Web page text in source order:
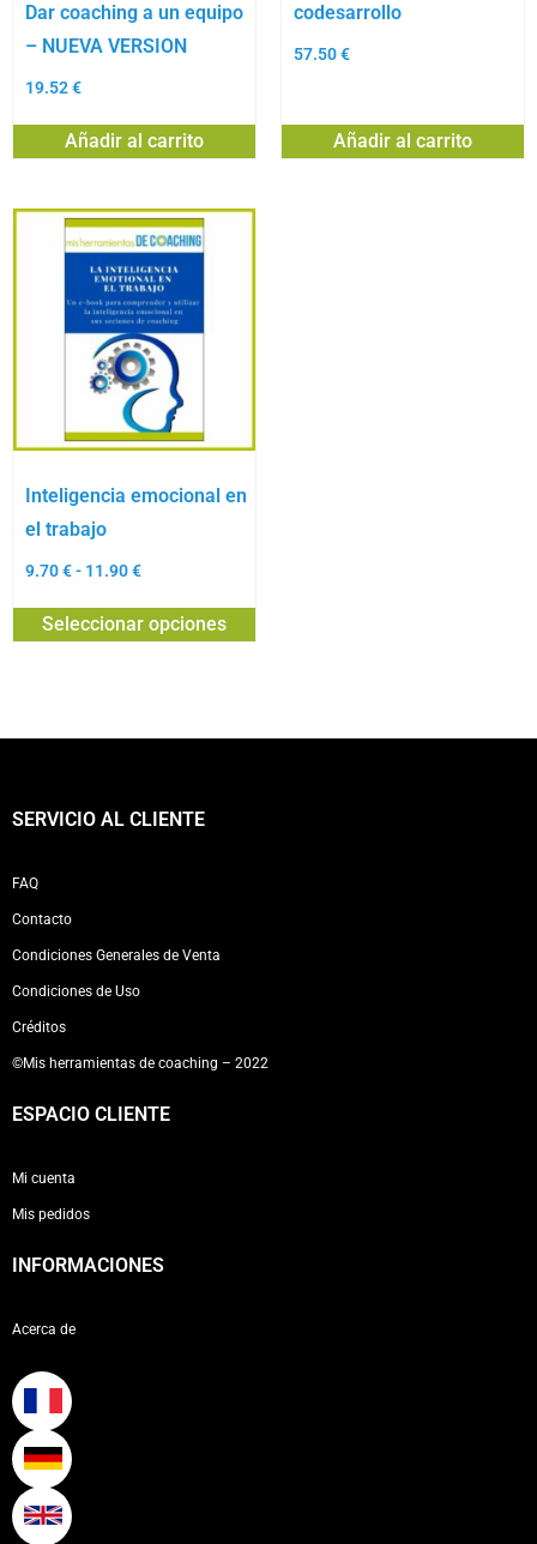
Dar coaching a un equipo
– NUEVA VERSION
19.52€
Añadir al carrito
codesarrollo
57.50€
Añadir al carrito
Inteligencia emocional en
el trabajo
9.70€- 11.90€
Seleccionar opciones
SERVICIO AL CLIENTE
FAQ
Contacto
Condiciones Generales de Venta
Condiciones de Uso
Créditos
©Mis herramientas de coaching – 2022
ESPACIO CLIENTE
Mi cuenta
Mis pedidos
INFORMACIONES
Acerca de